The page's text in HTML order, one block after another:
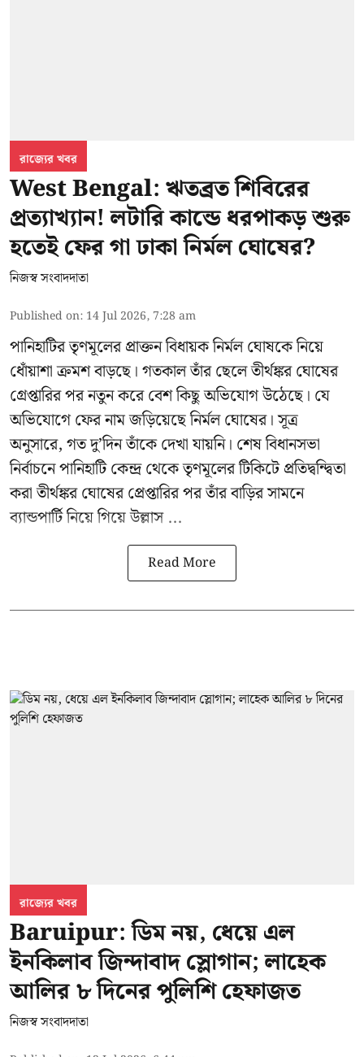
রাজ্যের খবর
West Bengal: ঋতব্রত শিবিরের
প্রত্যাখ্যান! লটারি কান্ডে ধরপাকড় শুরু
হতেই ফের গা ঢাকা নির্মল ঘোষের?
নিজস্ব সংবাদদাতা
Published on: 14 Jul 2026, 7:28 am
পানিহাটির তৃণমূলের প্রাক্তন বিধায়ক নির্মল ঘোষকে নিয়ে
ধোঁয়াশা ক্রমশ বাড়ছে। গতকাল তাঁর ছেলে তীর্থঙ্কর ঘোষের
গ্রেপ্তারির পর নতুন করে বেশ কিছু অভিযোগ উঠেছে। যে
অভিযোগে ফের নাম জড়িয়েছে নির্মল ঘোষের। সূত্র
অনুসারে, গত দু’দিন তাঁকে দেখা যায়নি। শেষ বিধানসভা
নির্বাচনে পানিহাটি কেন্দ্র থেকে তৃণমূলের টিকিটে প্রতিদ্বন্দ্বিতা
করা তীর্থঙ্কর ঘোষের প্রেপ্তারির পর তাঁর বাড়ির সামনে
ব্যান্ডপার্টি নিয়ে গিয়ে উল্লাস ...
Read More
রাজ্যের খবর
Baruipur: ডিম নয়, ধেয়ে এল
ইনকিলাব জিন্দাবাদ স্লোগান; লাহেক
আলির ৮ দিনের পুলিশি হেফাজত
নিজস্ব সংবাদদাতা